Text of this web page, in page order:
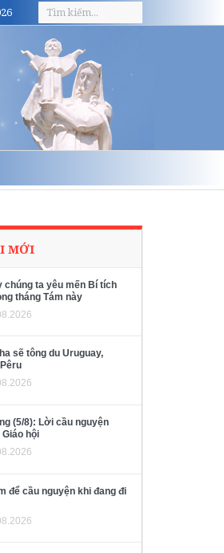
MỚI
chúng ta yêu mến Bí tích
tháng Tám này
sẽ tông du Uruguay,
(5/8): Lời cầu nguyện
hội
để cầu nguyện khi đang đi